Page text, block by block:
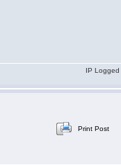
IP Logged
Print Post